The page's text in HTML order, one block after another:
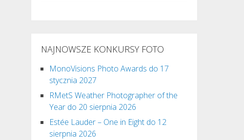
NAJNOWSZE KONKURSY FOTO
MonoVisions Photo Awards do 17
stycznia 2027
RMetS Weather Photographer of the
Year do 20 sierpnia 2026
Estée Lauder – One in Eight do 12
sierpnia 2026